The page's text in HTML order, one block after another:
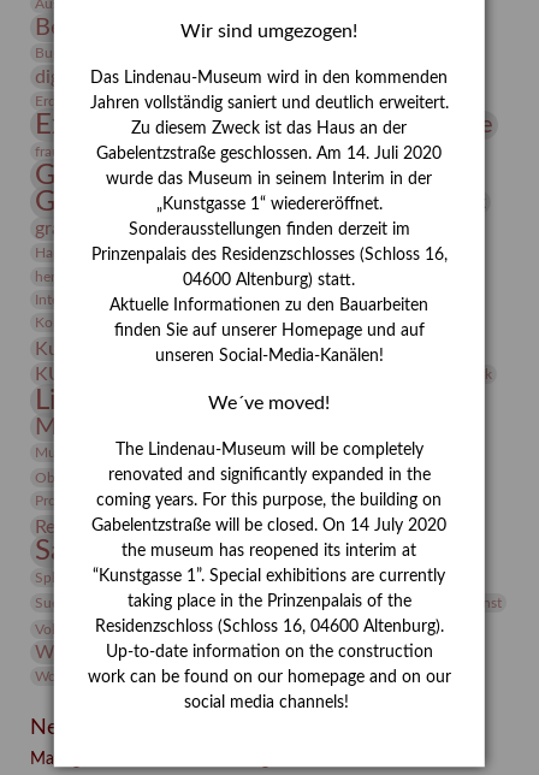
Ausstellung „Vier Winde“
Bernhard August von Lindenau
Burg Posterstein
digitallabor Entartete Kunst
Enteignung
Erdmann Julius Dietrich
Erlebnisportal estrusker Exlibris
Expressionismus Festrede Florenz Fotografie
frauen Frauen in der Antike und heute
Gerhard-Altenbourg-Preis
Gerhard Altenbourg
Gerhard Kurt Müller
grafische sammlung griechische Mythologie
Hanns-Conon von der Gabelentz Heinrich Kirchhoff Heldinnen
herman de vries Humboldt
Insekten
Integriertes Schädlingsmanagement
Italien Jahresempfang
Jubiläum
Kolosseum
Kooperationsausstellung Korkmodelle Kunst
Kunstmuseum Kunstvermittlung Kunst von Kühl
KUNSTWAND Lehmbruck
Lindenau-Museum Marstall
Museumsgeschichte
Museumspädagogik Mäzen Napoleon Natur
Neue Remise
Objekt im Fokus
Paul Klee Peter Schnürpel Phelloplastik
Pohlhof
Provenienz
Provenienzforschung
Restaurierung Restitution Rudi Lesser Ruth Wolf-Rehfeld
Sammlung Samstagszeichner Skulptur
Sonderausstellung
Sphinx
studio Studio Bildende Kunst
studioDIGITAL
Suermondt-Ludwig-Museum
Vermittlung Video
Videokunst
Volontariat
Walter Rheiner Weihnachten Werefkin
Werkbetrachtung Winter Wissenschaft
Wolf and Dog
Wolf und Hund
Zirkuswoche
Neueste Beiträge
Manege frei! – Kunstvermittlung im Zirkuszelt
Wir sind umgezogen!
Das Lindenau-Museum wird in den kommenden
Jahren vollständig saniert und deutlich erweitert.
Zu diesem Zweck ist das Haus an der
Gabelentzstraße geschlossen. Am 14. Juli 2020
wurde das Museum in seinem Interim in der
„Kunstgasse 1“ wiedereröffnet.
Sonderausstellungen finden derzeit im
Prinzenpalais des Residenzschlosses (Schloss 16,
04600 Altenburg) statt.
Aktuelle Informationen zu den Bauarbeiten
finden Sie auf unserer Homepage und auf
unseren Social-Media-Kanälen!
We´ve moved!
The Lindenau-Museum will be completely
renovated and significantly expanded in the
coming years. For this purpose, the building on
Gabelentzstraße will be closed. On 14 July 2020
the museum has reopened its interim at
“Kunstgasse 1”. Special exhibitions are currently
taking place in the Prinzenpalais of the
Residenzschloss (Schloss 16, 04600 Altenburg).
Up-to-date information on the construction
work can be found on our homepage and on our
social media channels!